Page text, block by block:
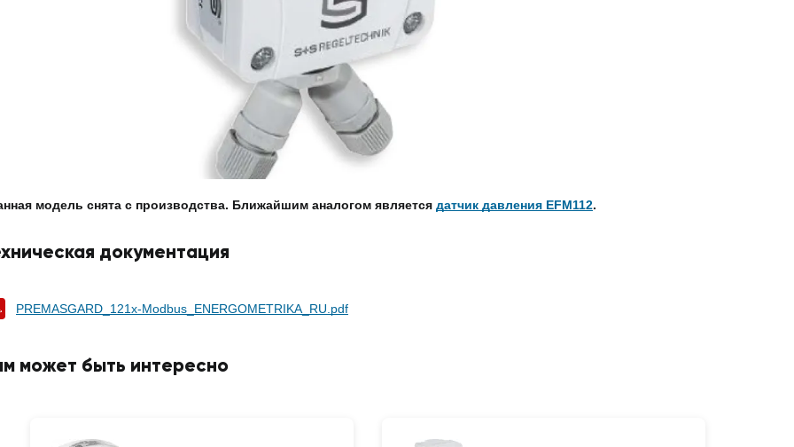
модель снята с производства. Ближайшим аналогом является датчик давления EFM112.
документация
PREMASGARD_121x-Modbus_ENERGOMETRIKA_RU.pdf
может быть интересно